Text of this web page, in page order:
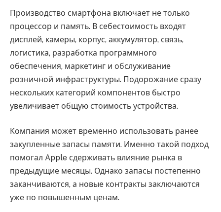
Производство смартфона включает не только
процессор и память. В себестоимость входят
дисплей, камеры, корпус, аккумулятор, связь,
логистика, разработка программного
обеспечения, маркетинг и обслуживание
розничной инфраструктуры. Подорожание сразу
нескольких категорий компонентов быстро
увеличивает общую стоимость устройства.
Компания может временно использовать ранее
закупленные запасы памяти. Именно такой подход
помогал Apple сдерживать влияние рынка в
предыдущие месяцы. Однако запасы постепенно
заканчиваются, а новые контракты заключаются
уже по повышенным ценам.